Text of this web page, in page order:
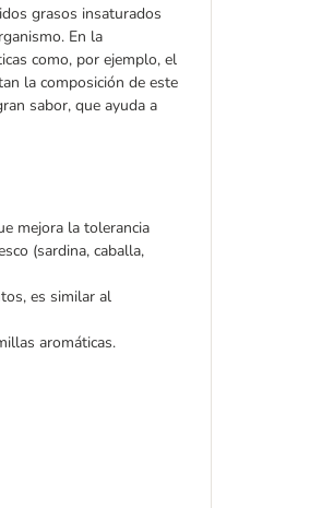
grasos insaturados
En la
como, por ejemplo, el
la composición de este
sabor, que ayuda a
mejora la tolerancia
(sardina, caballa,
es similar al
aromáticas.